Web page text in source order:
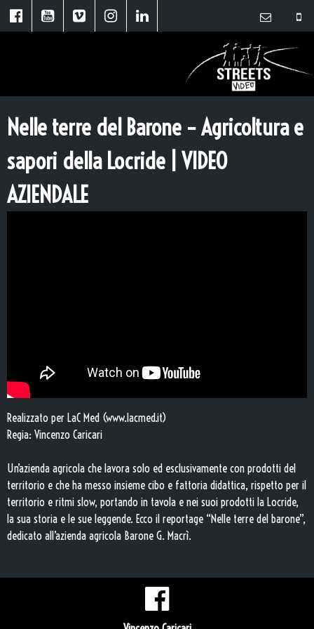
Nelle terre del Barone – Agricoltura e
sapori della Locride | VIDEO
AZIENDALE
Realizzato per LaC Med (www.lacmed.it)
Regia: Vincenzo Caricari
Un’azienda agricola che lavora solo ed esclusivamente con prodotti del
territorio e che ha messo insieme cibo e fattoria didattica, rispetto per il
territorio e ritmi slow, portando in tavola e nei suoi prodotti la Locride,
la sua storia e le sue leggende. Ecco il reportage “Nelle terre del barone”,
dedicato all’azienda agricola Barone G. Macrì.